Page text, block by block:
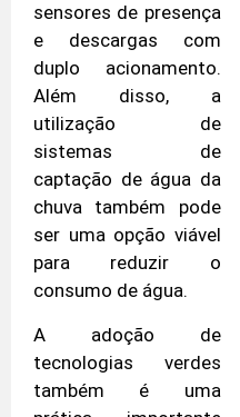
sensores de presença
e descargas com
duplo acionamento.
Além disso, a
utilização de
sistemas de
captação de água da
chuva também pode
ser uma opção viável
para reduzir o
consumo de água.
A adoção de
tecnologias verdes
também é uma